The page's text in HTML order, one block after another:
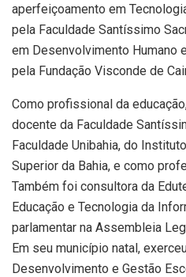
aperfeiçoamento em
pela Faculdade Santíssimo
em Desenvolvimento Humano
pela Fundação Visconde de
Como profissional da
docente da Faculdade
Faculdade Unibahia, do
Superior da Bahia, e como
Também foi consultora da
Educação e Tecnologia da
parlamentar na Assembleia
Em seu município natal,
Desenvolvimento e Gestão